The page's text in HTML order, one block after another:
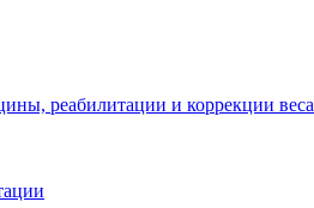
реабилитации и коррекции веса